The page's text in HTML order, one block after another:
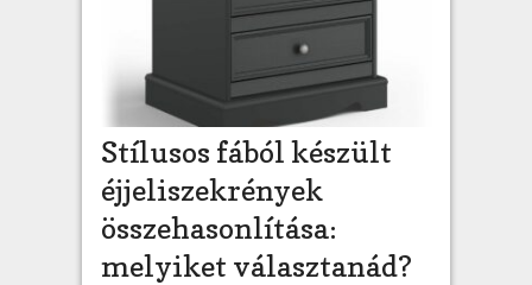
Stílusos fából készült
éjjeliszekrények
összehasonlítása:
melyiket választanád?